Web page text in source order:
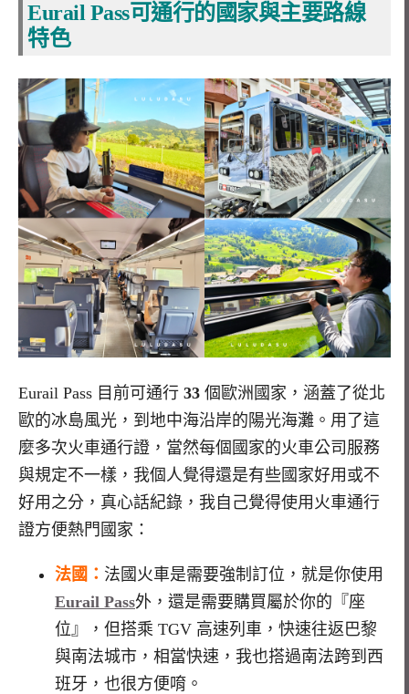
Eurail Pass可通行的國家與主要路線
特色
Eurail Pass 目前可通行 33 個歐洲國家，涵蓋了從北
歐的冰島風光，到地中海沿岸的陽光海灘。用了這
麼多次火車通行證，當然每個國家的火車公司服務
與規定不一樣，我個人覺得還是有些國家好用或不
好用之分，真心話紀錄，我自己覺得使用火車通行
證方便熱門國家：
法國： 法國火車是需要強制訂位，就是你使用
Eurail Pass外，還是需要購買屬於你的『座
位』，但搭乘 TGV 高速列車，快速往返巴黎
與南法城市，相當快速，我也搭過南法跨到西
班牙，也很方便唷。